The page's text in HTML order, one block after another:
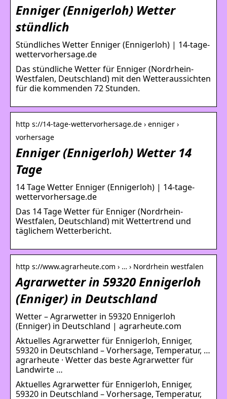
Enniger (Ennigerloh) Wetter
stündlich
Stündliches Wetter Enniger (Ennigerloh) | 14-tage-
wettervorhersage.de
Das stündliche Wetter für Enniger (Nordrhein-
Westfalen, Deutschland) mit den Wetteraussichten
für die kommenden 72 Stunden.
http s://14-tage-wettervorhersage.de › enniger ›
vorhersage
Enniger (Ennigerloh) Wetter 14
Tage
14 Tage Wetter Enniger (Ennigerloh) | 14-tage-
wettervorhersage.de
Das 14 Tage Wetter für Enniger (Nordrhein-
Westfalen, Deutschland) mit Wettertrend und
täglichem Wetterbericht.
http s://www.agrarheute.com › … › Nordrhein westfalen
Agrarwetter in 59320 Ennigerloh
(Enniger) in Deutschland
Wetter – Agrarwetter in 59320 Ennigerloh
(Enniger) in Deutschland | agrarheute.com
Aktuelles Agrarwetter für Ennigerloh, Enniger,
59320 in Deutschland – Vorhersage, Temperatur, …
agrarheute · Wetter das beste Agrarwetter für
Landwirte …
Aktuelles Agrarwetter für Ennigerloh, Enniger,
59320 in Deutschland – Vorhersage, Temperatur,